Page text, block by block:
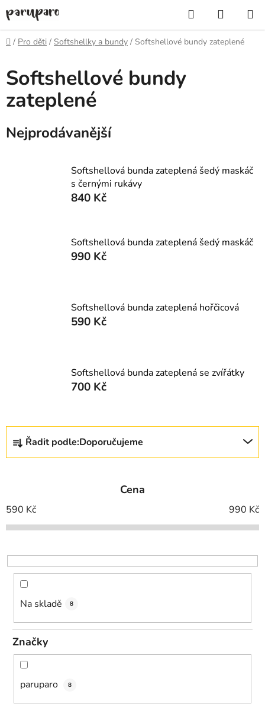
na
obsah
Hledat
KOŠÍK
Domů
/ Pro děti / Softshellky a bundy / Softshellové bundy zateplené
Softshellové bundy
zateplené
Nejprodávanější
Softshellová bunda zateplená šedý maskáč
s černými rukávy
840 Kč
Softshellová bunda zateplená šedý maskáč
990 Kč
Softshellová bunda zateplená hořčicová
590 Kč
Softshellová bunda zateplená se zvířátky
700 Kč
Ř
z
í
p
o
d
ů
Řadit podle:Doporučujeme
Cena
590 Kč 990 Kč
Na skladě 8
Značky
paruparo 8